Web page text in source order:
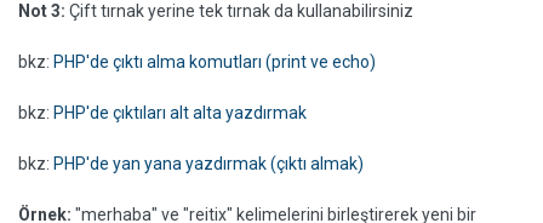
Not 3: Çift tırnak yerine tek tırnak da kullanabilirsiniz
bkz: PHP'de çıktı alma komutları (print ve echo)
bkz: PHP'de çıktıları alt alta yazdırmak
bkz: PHP'de yan yana yazdırmak (çıktı almak)
Örnek: "merhaba" ve "reitix" kelimelerini birleştirerek yeni bir